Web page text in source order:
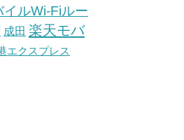
イルWi-Fiルー
成田 楽天モバ
エクスプレス